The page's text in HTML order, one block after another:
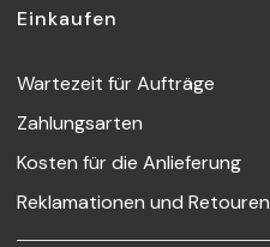
Fußzeilenmenü
Einkaufen
Wartezeit für Aufträge
Zahlungsarten
Kosten für die Anlieferung
Reklamationen und Retouren